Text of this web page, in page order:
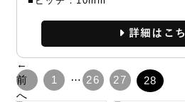
詳細
←
前
へ
1 … 26 27 28